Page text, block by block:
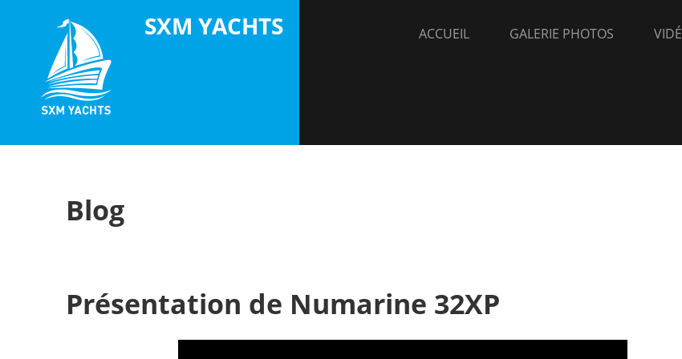
SXM YACHTS ACCUEIL GALERIE PHOTOS
Blog
Présentation de Numarine 32XP